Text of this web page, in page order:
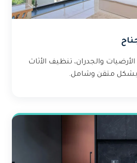
والجدران، تنظيف الأثاث
بشكل متقن وشامل.